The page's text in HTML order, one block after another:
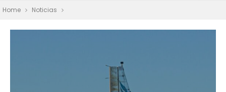
Home Noticias